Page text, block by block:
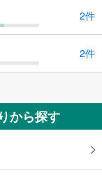
2件
2件
から探す